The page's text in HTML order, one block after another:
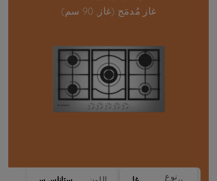
غاز مُدمَج (غاز, 90 سم)
نوع